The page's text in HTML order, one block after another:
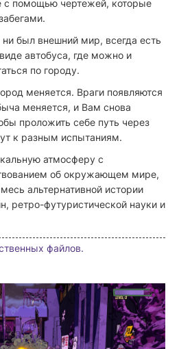
с помощью чертежей, которые
был внешний мир, всегда есть
автобуса, где можно и
по городу.
меняется. Враги появляются
меняется, и Вам снова
проложить себе путь через
к разным испытаниям.
атмосферу с
об окружающем мире,
альтернативной истории
ретро-футуристической науки и
файлов.